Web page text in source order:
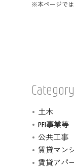
※本ページでは
Category
土木
PFI事業等
公共工事
賃貸マン
賃貸アパ